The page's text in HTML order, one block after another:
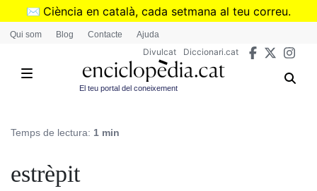
Vés
✉️ Ciència en català, cada setmana al teu correu.
➜Subscriu-te al butlletí de Divulcat
Qui som Blog Contacte Ajuda
Divulcat Diccionari.cat
El teu portal del coneixement
Temps de lectura: 1 min
estrèpit